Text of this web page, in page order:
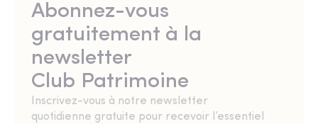
Abonnez-vous
gratuitement à la
newsletter
Club Patrimoine
Inscrivez-vous à notre newsletter
quotidienne gratuite pour recevoir l’essentiel